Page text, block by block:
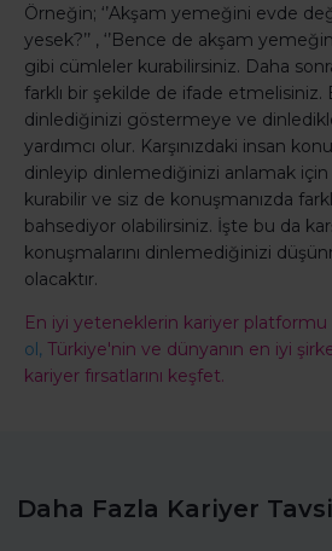
Örneğin; ‘’Akşam yemeğini evde
yesek?’’ , ‘’Bence de akşam
gibi cümleler kurabilirsiniz. Daha sonra
farklı bir şekilde de ifade etmelisiniz.
dinlediğinizi göstermeye ve
yardımcı olur. Karşınızdaki insan
dinleyip dinlemediğinizi anlamak
kurabilir ve siz de konuşmanızda
bahsediyor olabilirsiniz. İşte bu da
konuşmalarını dinlemediğinizi
olacaktır.
En iyi yeteneklerin kariyer
ol, Türkiye'nin ve dünyanın en iyi
kariyer fırsatlarını keşfet.
Daha Fazla Kariyer